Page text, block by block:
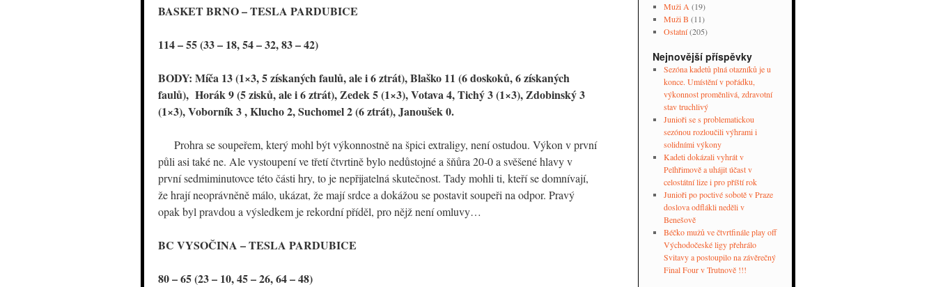
BASKET BRNO – TESLA PARDUBICE
114 – 55 (33 – 18, 54 – 32, 83 – 42)
BODY: Míča 13 (1×3, 5 získaných faulů, ale i 6 ztrát), Blaško 11 (6 doskoků, 6 získaných
faulů), Horák 9 (5 zisků, ale i 6 ztrát), Zedek 5 (1×3), Votava 4, Tichý 3 (1×3), Zdobinský 3
(1×3), Voborník 3 , Klucho 2, Suchomel 2 (6 ztrát), Janoušek 0.
Prohra se soupeřem, který mohl být výkonnostně na špici extraligy, není ostudou. Výkon v první
půli asi také ne. Ale vystoupení ve třetí čtvrtině bylo nedůstojné a šňůra 20-0 a svěšené hlavy v
první sedmiminutovce této části hry, to je nepřijatelná skutečnost. Tady mohli ti, kteří se domnívají,
že hrají neoprávněně málo, ukázat, že mají srdce a dokážou se postavit soupeři na odpor. Pravý
opak byl pravdou a výsledkem je rekordní příděl, pro nějž není omluvy…
BC VYSOČINA – TESLA PARDUBICE
80 – 65 (23 – 10, 45 – 26, 64 – 48)
Muži A (19)
Muži B (11)
Ostatní(205)
Nejnovější příspěvky
Sezóna kadetů plná otazníků je u
konce. Umístění v pořádku,
výkonnost proměnlivá, zdravotní
stav truchlivý
Junioři se s problematickou
sezónou rozloučili výhrami i
solidními výkony
Kadeti dokázali vyhrát v
Pelhřimově a uhájit účast v
celostátní lize i pro příští rok
Junioři po poctivé sobotě v Praze
doslova odflákli neděli v
Benešově
Béčko mužů ve čtvrtfinále play off
Východočeské ligy přehrálo
Svitavy a postoupilo na závěrečný
Final Four v Trutnově !!!